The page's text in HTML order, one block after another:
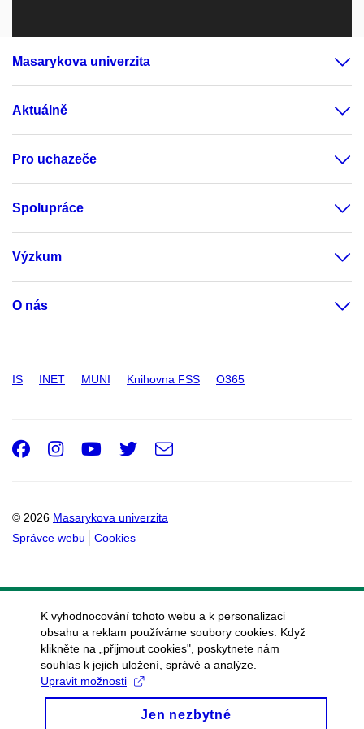
Masarykova univerzita
Aktuálně
Pro uchazeče
Spolupráce
Výzkum
O nás
IS INET MUNI Knihovna FSS O365
© 2026 Masarykova univerzita
Správce webu
Cookies
Facebook
Instagram
Youtube
Twitter
e-
K vyhodnocování tohoto webu a k personalizaci
obsahu a reklam používáme soubory cookies. Když
klikněte na „přijmout cookies", poskytnete nám
souhlas k jejich uložení, správě a analýze.
Upravit možnosti
Jen nezbytné